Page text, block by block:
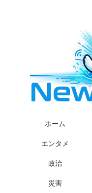
ホーム
エンタメ
政治
災害